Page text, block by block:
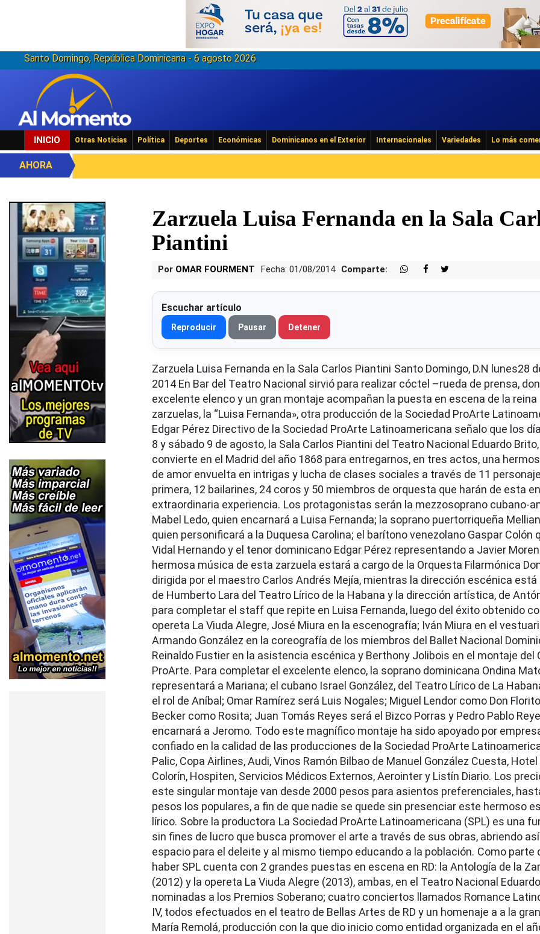
Santo Domingo, República Dominicana - 6 agosto 2026
INICIO Otras Noticias Política Deportes Económicas Dominicanos en el Exterior Internacionales Variedades Lo más
AHORA
Zarzuela Luisa Fernanda en la Sala
Piantini
Por OMAR FOURMENT Fecha: 01/08/2014 Comparte:
Escuchar artículo
Reproducir Pausar Detener
Zarzuela Luisa Fernanda en la Sala Carlos Piantini Santo Domingo, D.N lunes28
2014 En Bar del Teatro Nacional sirvió para realizar cóctel –rueda de prensa,
excelente elenco y un gran montaje acompañan la puesta en escena de la reina
zarzuelas, la “Luisa Fernanda», otra producción de la Sociedad ProArte
Edgar Pérez Directivo de la Sociedad ProArte Latinoamericana señalo que los
8 y sábado 9 de agosto, la Sala Carlos Piantini del Teatro Nacional Eduardo
convierte en el Madrid del año 1868 para entregarnos, en tres actos, una
de amor envuelta en intrigas y lucha de clases sociales a través de 11
primera, 12 bailarines, 24 coros y 50 miembros de orquesta que harán de esta
extraordinaria experiencia. Los protagonistas serán la mezzosoprano cubano-
Mabel Ledo, quien encarnará a Luisa Fernanda; la soprano puertorriqueña
quien personificará a la Duquesa Carolina; el barítono venezolano Gaspar Colón
Vidal Hernando y el tenor dominicano Edgar Pérez representando a Javier
hermosa música de esta zarzuela estará a cargo de la Orquesta Filarmónica
dirigida por el maestro Carlos Andrés Mejía, mientras la dirección escénica está
de Humberto Lara del Teatro Lírico de la Habana y la dirección artística, de
para completar el staff que repite en Luisa Fernanda, luego del éxito obtenido
opereta La Viuda Alegre, José Miura en la escenografía; Iván Miura en el
Armando González en la coreografía de los miembros del Ballet Nacional
Reinaldo Fustier en la asistencia escénica y Berthony Jolibois en el montaje del
ProArte. Para completar el excelente elenco, la soprano dominicana Ondina
representará a Mariana; el cubano Israel González, del Teatro Lírico de La
el rol de Aníbal; Omar Ramírez será Luis Nogales; Miguel Lendor como Don
Becker como Rosita; Juan Tomás Reyes será el Bizco Porras y Pedro Pablo
encarnará a Jeromo. Todo este magnífico montaje ha sido apoyado por
confiado en la calidad de las producciones de la Sociedad ProArte
Palic, Copa Airlines, Audi, Vinos Ramón Bilbao de Manuel González Cuesta,
Colorín, Hospiten, Servicios Médicos Externos, Aerointer y Listín Diario. Los
este singular montaje van desde 2000 pesos para asientos preferenciales,
pesos los populares, a fin de que nadie se quede sin presenciar este hermoso
lírico. Sobre la productora La Sociedad ProArte Latinoamericana (SPL) es una
sin fines de lucro que busca promover el arte a través de sus obras, abriendo
espacio para el deleite y al mismo tiempo educando a la población. Como parte
haber SPL cuenta con 2 grandes puestas en escena en RD: la Antología de la
(2012) y la opereta La Viuda Alegre (2013), ambas, en el Teatro Nacional
nominadas a los Premios Soberano; cuatro conciertos llamados Romance
IV, todos efectuados en el teatro de Bellas Artes de RD y un homenaje a a la
María Remolá, producción con la que dio inicio como entidad organizada en el